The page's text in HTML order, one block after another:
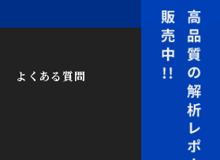
よくある質問